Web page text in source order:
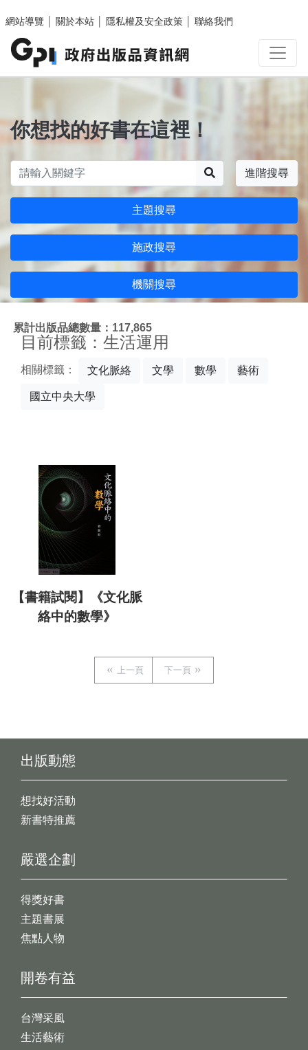
網站導覽
關於本站 隱私權及安全政策 聯絡我們
你想找的好書在這裡！
進階搜尋
主題搜尋
施政搜尋
機關搜尋
累計出版品總數量：117,865
目前標籤：生活運用
相關標籤： 文化脈絡 文學 數學 藝術
國立中央大學
【書籍試閱】《文化脈
絡中的數學》
上一頁 下一頁
出版動態
想找好活動
新書特推薦
開卷有益
台灣采風
生活藝術
嚴選企劃
得獎好書
主題書展
焦點人物